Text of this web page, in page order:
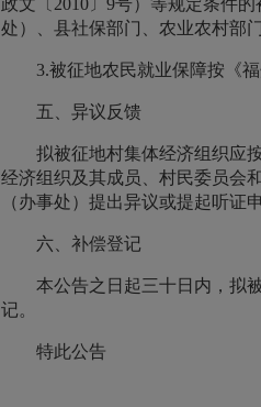
政文〔 2010〕9号）等规定条件
处）、县社保部门、农业农村部
3.被征地农民就业保障按《
五、异议反馈
拟被征地村集体经济组织应
经济组织及其成员、村民委员会
（办事处）提出异议或提起听证申
六、补偿登记
本公告之日起三十日内，拟
记。
特此公告